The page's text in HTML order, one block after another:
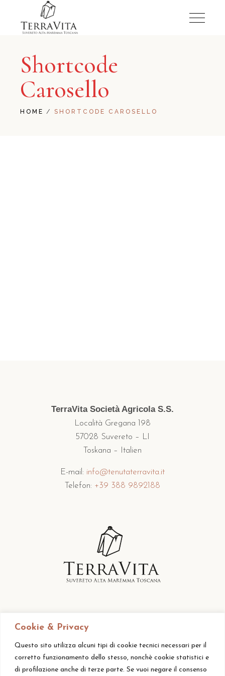
Cookie & Privacy
Questo sito utilizza alcuni tipi di cookie tecnici necessari per il
corretto funzionamento dello stesso, nonchè cookie statistici e
di profilazione anche di terze parte. Se vuoi negare il consenso
Shortcode
Carosello
HOME SHORTCODE CAROSELLO
TerraVita Società Agricola S.S.
Località Gregana 198
57028 Suvereto – LI
Toskana – Italien
E-mail: info@tenutaterravita.it
Telefon: +39 388 9892188